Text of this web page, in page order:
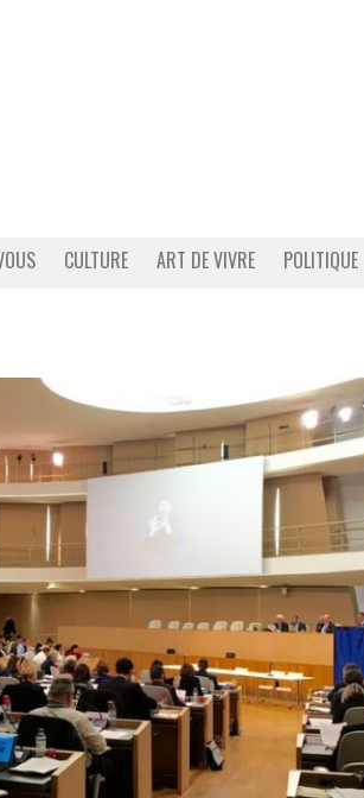
CULTURE ART DE VIVRE POLITIQUE